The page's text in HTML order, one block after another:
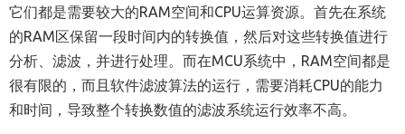
它们都是需要较大的RAM空间和CPU运算资源。 首先在系统
的RAM区保留一段时间内的转换值，然后对这些转换值进行
分析、滤波，并进行处理。而在MCU系统中，RAM空间都是
很有限的，而且软件滤波算法的运行，需要消耗CPU的能力
和时间，导致整个转换数值的滤波系统运行效率不高。